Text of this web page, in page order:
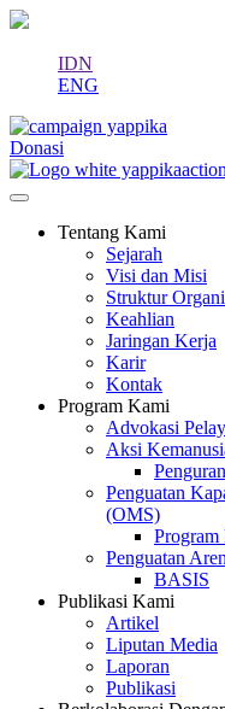
IDN
ENG
Donasi
Tentang Kami
Sejarah
Visi dan Misi
Struktur
Keahlian
Jaringan Kerja
Karir
Kontak
Program Kami
Advokasi
Aksi
Penguatan
(OMS)
Penguatan
BASIS
Publikasi Kami
Artikel
Liputan Media
Laporan
Publikasi